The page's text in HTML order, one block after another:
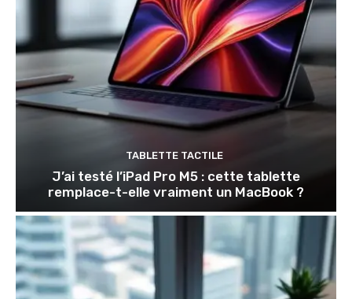
TABLETTE TACTILE
J’ai testé l’iPad Pro M5 : cette tablette
remplace-t-elle vraiment un MacBook ?